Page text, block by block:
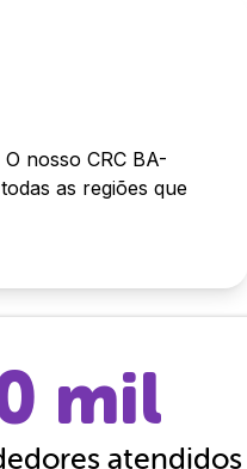
nosso CRC BA-
as regiões que
mil
atendidos